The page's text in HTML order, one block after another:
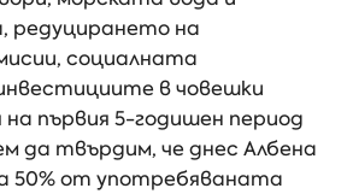
редуцирането на
социалната
в човешки
на първия 5-годишен период
да твърдим, че днес Албена
50% от употребяваната